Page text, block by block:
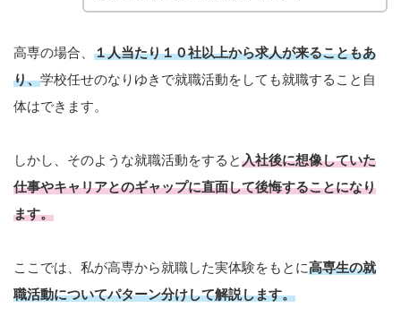
高専の場合、 １人当たり１０社以上から求人が来ることもあ
り、学校任せのなりゆきで就職活動をしても就職すること自
体はできます。
しかし、そのような就職活動をすると入社後に想像していた
仕事やキャリアとのギャップに直面して後悔することになり
ます。
ここでは、私が高専から就職した実体験をもとに高専生の就
職活動についてパターン分けして解説します。